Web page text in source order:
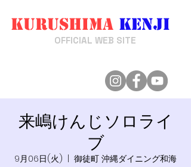
OFFICIAL WEB SITE
Kurushima Kenji
来嶋けんじソロライ
ブ
9月06日(火)
御徒町 沖縄ダイニング和海